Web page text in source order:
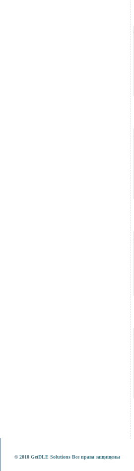
© 2010 GetDLE Solutions Все права защищены